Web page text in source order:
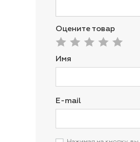
Оцените товар
Имя
E-mail